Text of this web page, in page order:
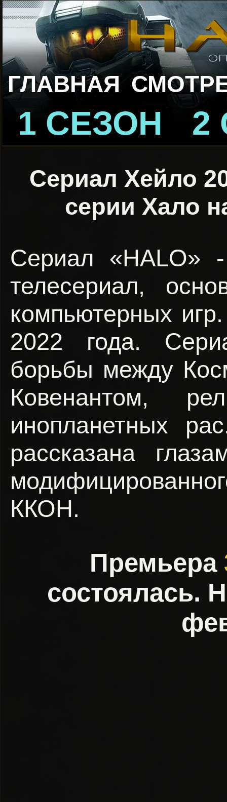
ГЛАВНАЯ
1 СЕЗОН 2
Сериал Хейло
серии Хало
Сериал «HALO» -
телесериал,
компьютерных
2022 года.
борьбы между
Ковенантом,
инопланетных
рассказана
ККОН.
Премьера
состоялась.